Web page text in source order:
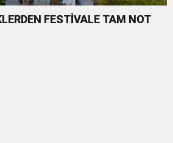
FESTİVALE TAM NOT